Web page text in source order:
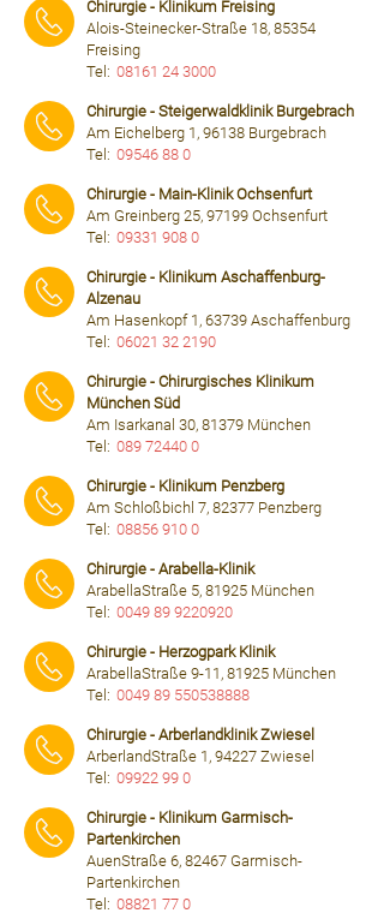
Chirurgie - Klinikum Freising
Alois-Steinecker-Straße 18, 85354
Freising
Tel: 08161 24 3000
Chirurgie - Steigerwaldklinik Burgebrach
Am Eichelberg 1, 96138 Burgebrach
Tel: 09546 88 0
Chirurgie - Main-Klinik Ochsenfurt
Am Greinberg 25, 97199 Ochsenfurt
Tel: 09331 908 0
Chirurgie - Klinikum Aschaffenburg-
Alzenau
Am Hasenkopf 1, 63739 Aschaffenburg
Tel: 06021 32 2190
Chirurgie - Chirurgisches Klinikum
München Süd
Am Isarkanal 30, 81379 München
Tel: 089 72440 0
Chirurgie - Klinikum Penzberg
Am Schloßbichl 7, 82377 Penzberg
Tel: 08856 910 0
Chirurgie - Arabella-Klinik
ArabellaStraße 5, 81925 München
Tel: 0049 89 9220920
Chirurgie - Herzogpark Klinik
ArabellaStraße 9-11, 81925 München
Tel: 0049 89 550538888
Chirurgie - Arberlandklinik Zwiesel
ArberlandStraße 1, 94227 Zwiesel
Tel: 09922 99 0
Chirurgie - Klinikum Garmisch-
Partenkirchen
AuenStraße 6, 82467 Garmisch-
Partenkirchen
Tel: 08821 77 0